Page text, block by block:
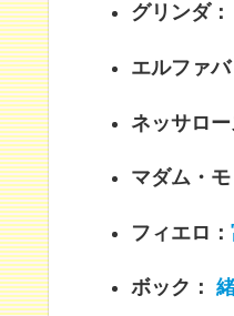
グリンダ：
エルファバ
ネッサロー
マダム・モ
フィエロ：
ボック：